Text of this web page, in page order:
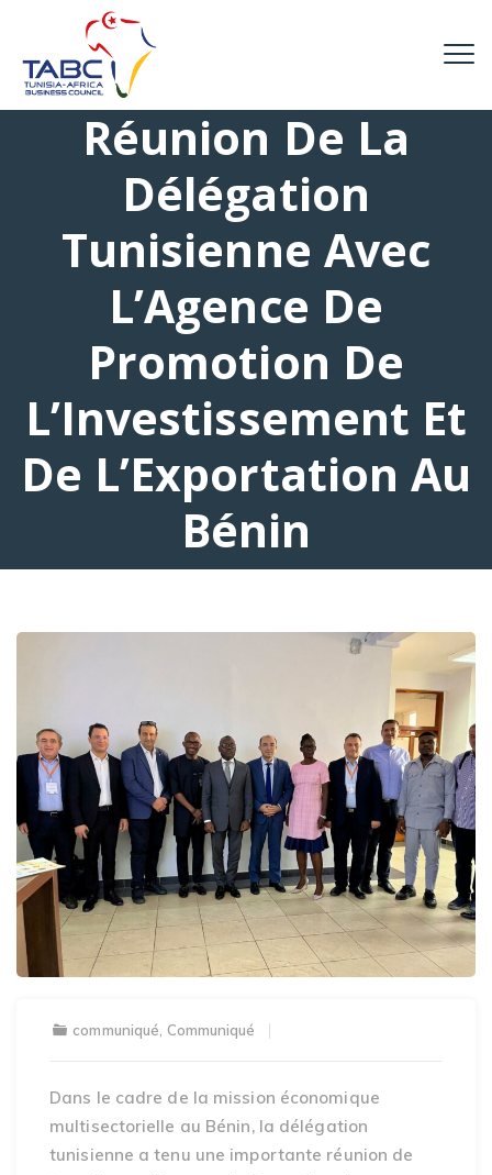
Réunion De La
Délégation
Tunisienne Avec
L’Agence De
Promotion De
L’Investissement Et
De L’Exportation Au
Bénin
communiqué Communiqué
Dans le cadre de la mission économique
multisectorielle au Bénin, la délégation
tunisienne a tenu une importante réunion de